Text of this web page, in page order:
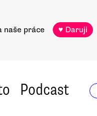
naše práce ♥ Daruji
Podcast